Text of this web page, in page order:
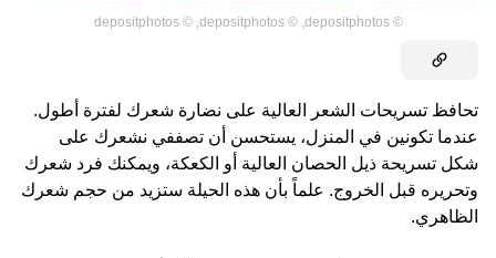
©
depositphotos
,
©
depositphotos
,
©
depositphotos
تحافظ تسريحات الشعر العالية على نضارة شعرك لفترة أطول.
عندما تكونين في المنزل، يستحسن أن تصففي نشعرك على
شكل تسريحة ذيل الحصان العالية أو الكعكة، ويمكنك فرد شعرك
وتحريره قبل الخروج. علماً بأن هذه الحيلة ستزيد من حجم شعرك
الظاهري.